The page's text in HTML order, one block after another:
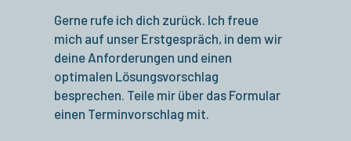
Gerne rufe ich dich zurück. Ich freue
mich auf unser Erstgespräch, in dem wir
deine Anforderungen und einen
optimalen Lösungsvorschlag
besprechen. Teile mir über das Formular
einen Terminvorschlag mit.